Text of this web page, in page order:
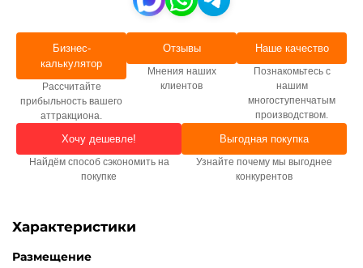
Бизнес-
калькулятор
Рассчитайте
прибыльность вашего
аттракциона.
Отзывы
Мнения наших
клиентов
Наше качество
Познакомьтесь с
нашим
многоступенчатым
производством.
Хочу дешевле!
Найдём способ сэкономить на
покупке
Выгодная покупка
Узнайте почему мы выгоднее
конкурентов
Характеристики
Размещение